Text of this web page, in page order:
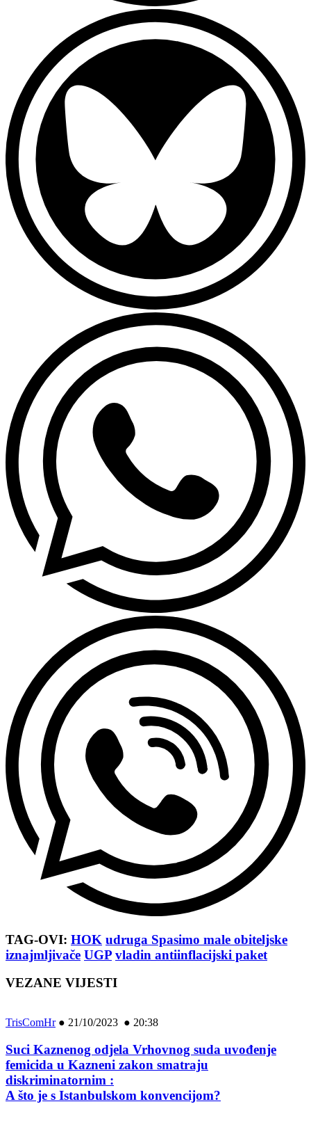
TAG-OVI: HOK udruga Spasimo male obiteljske
iznajmljivače UGP vladin antiinflacijski paket
VEZANE VIJESTI
TrisComHr● 21/10/2023 ● 20:38
Suci Kaznenog odjela Vrhovnog suda uvođenje
femicida u Kazneni zakon smatraju
diskriminatornim :
A što je s Istanbulskom konvencijom?